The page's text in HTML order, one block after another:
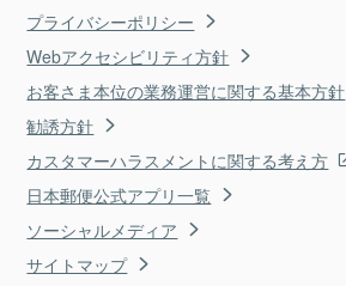
プライバシーポリシー
Webアクセシビリティ方針
お客さま本位の業務運営に関する基本方針
勧誘方針
カスタマーハラスメントに関する考え方
日本郵便公式アプリ一覧
ソーシャルメディア
サイトマップ